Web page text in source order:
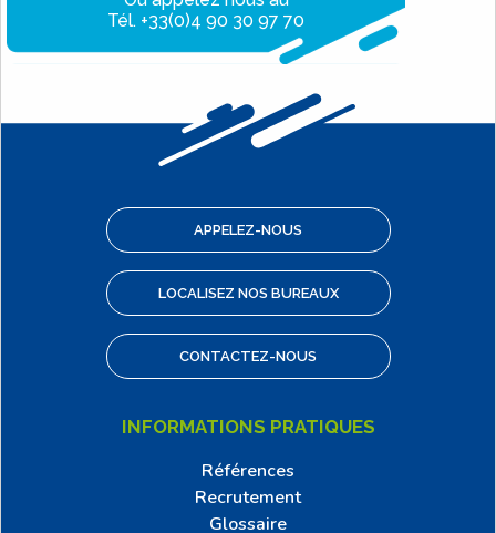
Tél. +33(0)4 90 30 97 70
APPELEZ-NOUS
LOCALISEZ NOS BUREAUX
CONTACTEZ-NOUS
INFORMATIONS PRATIQUES
Références
Recrutement
Glossaire